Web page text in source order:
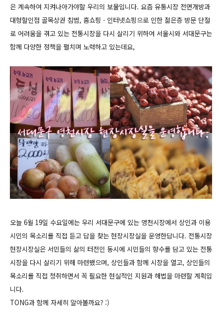
은 계속하여 지켜나아가야할 우리의 보물입니다. 요즘 유통시장 전면개방과
대형할인점 골목상권 침범, 홈쇼핑ㆍ인터넷쇼핑으로 인한 젊은층 방문 단절
로 어려움을 겪고 있는 전통시장을 다시 살리기 위하여 서울시와 서대문구는
함께 다양한 정책을 펼치며 노력하고 있는데요,
오늘 6월 19일 수요일에는 우리 서대문구에 있는 영천시장에서 상인과 이용
시민의 목소리를 직접 듣고 답을 찾는 현장시장실을 운영한답니다. 전통시장
현장시장실은 서민들의 삶의 터전인 동시에 시민들의 향수를 담고 있는 전통
시장을 다시 살리기 위해 마련됐으며, 상인들과 함께 시장을 열고, 상인들의
목소리를 직접 청취하면서 꼭 필요한 현실적인 지원과 해법을 마련할 계획입
니다.
TONG과 함께 자세히 알아볼까요? :)